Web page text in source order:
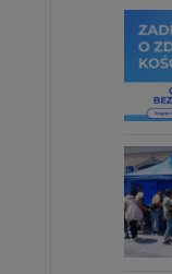
Aby
i ich
w